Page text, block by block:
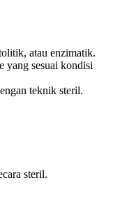
atau enzimatik.
yang sesuai kondisi
teknik steril.
steril.